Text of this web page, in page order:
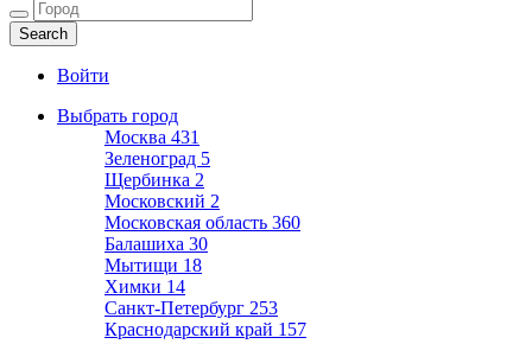
Войти
Выбрать город
Москва 431
Зеленоград 5
Щербинка 2
Московский 2
Московская область 360
Балашиха 30
Мытищи 18
Химки 14
Санкт-Петербург 253
Краснодарский край 157